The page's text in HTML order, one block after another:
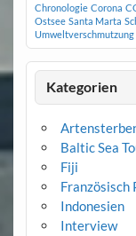
Chronologie Corona
Ostsee Santa Marta
Umweltverschmutzung
Kategorien
Baltic Sea
Fiji
Französisch
Indonesien
Interview